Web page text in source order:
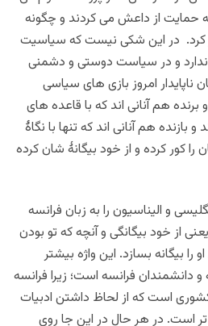
حمایت از داعش می کردند و چگونه
در این شکی نیست که سیاسیت
و در سیاست دوستی و دشمنی
ناپایدار امروز بازی های سیاسی
هم آنانی اند که با قاعده های
هم آنانی اند که تنها با نگاۀ
کور کرده و از خود بیگانۀ شان کرده
و الیناسیون را به زبان فرانسه
از خود بیگانگی و آنچه که تو بودن
را بیگانه بسازد. این واژه بیشتر
دانشمندان فرانسه است؛ زیرا فرانسه
است که از لحاظ داشتن ادبیات
است. در هر حال در این جا روی